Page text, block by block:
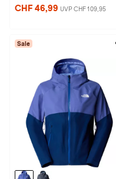
CHF 46,99 UVP CHF 109,95
Sale